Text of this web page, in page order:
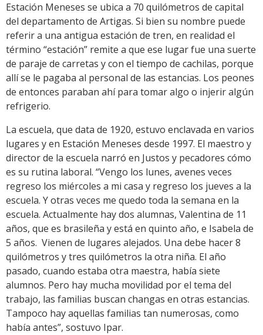
Estación Meneses se ubica a 70 quilómetros de capital
del departamento de Artigas. Si bien su nombre puede
referir a una antigua estación de tren, en realidad el
término “estación” remite a que ese lugar fue una suerte
de paraje de carretas y con el tiempo de cachilas, porque
allí se le pagaba al personal de las estancias. Los peones
de entonces paraban ahí para tomar algo o injerir algún
refrigerio.
La escuela, que data de 1920, estuvo enclavada en varios
lugares y en Estación Meneses desde 1997. El maestro y
director de la escuela narró en Justos y pecadores cómo
es su rutina laboral. “Vengo los lunes, avenes veces
regreso los miércoles a mi casa y regreso los jueves a la
escuela. Y otras veces me quedo toda la semana en la
escuela. Actualmente hay dos alumnas, Valentina de 11
años, que es brasileña y está en quinto año, e Isabela de
5 años. Vienen de lugares alejados. Una debe hacer 8
quilómetros y tres quilómetros la otra niña. El año
pasado, cuando estaba otra maestra, había siete
alumnos. Pero hay mucha movilidad por el tema del
trabajo, las familias buscan changas en otras estancias.
Tampoco hay aquellas familias tan numerosas, como
había antes”, sostuvo Ipar.